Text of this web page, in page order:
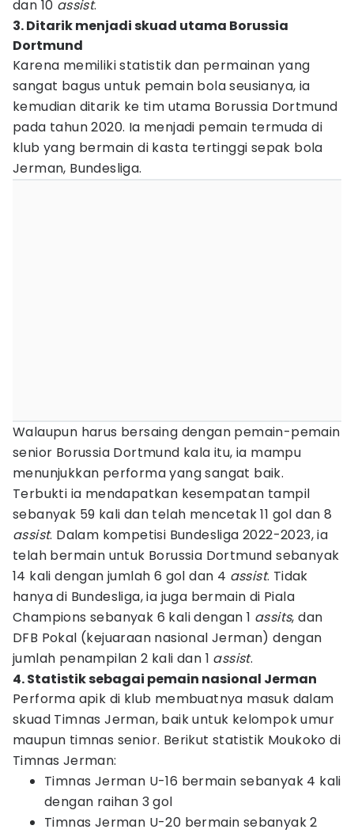
dan 10 assist.
3. Ditarik menjadi skuad utama Borussia
Dortmund
Karena memiliki statistik dan permainan yang
sangat bagus untuk pemain bola seusianya, ia
kemudian ditarik ke tim utama Borussia Dortmund
pada tahun 2020. Ia menjadi pemain termuda di
klub yang bermain di kasta tertinggi sepak bola
Jerman, Bundesliga.
Walaupun harus bersaing dengan pemain-pemain
senior Borussia Dortmund kala itu, ia mampu
menunjukkan performa yang sangat baik.
Terbukti ia mendapatkan kesempatan tampil
sebanyak 59 kali dan telah mencetak 11 gol dan 8
assist. Dalam kompetisi Bundesliga 2022-2023, ia
telah bermain untuk Borussia Dortmund sebanyak
14 kali dengan jumlah 6 gol dan 4 assist. Tidak
hanya di Bundesliga, ia juga bermain di Piala
Champions sebanyak 6 kali dengan 1 assits, dan
DFB Pokal (kejuaraan nasional Jerman) dengan
jumlah penampilan 2 kali dan 1 assist.
4. Statistik sebagai pemain nasional Jerman
Performa apik di klub membuatnya masuk dalam
skuad Timnas Jerman, baik untuk kelompok umur
maupun timnas senior. Berikut statistik Moukoko di
Timnas Jerman:
Timnas Jerman U-16 bermain sebanyak 4 kali
dengan raihan 3 gol
Timnas Jerman U-20 bermain sebanyak 2